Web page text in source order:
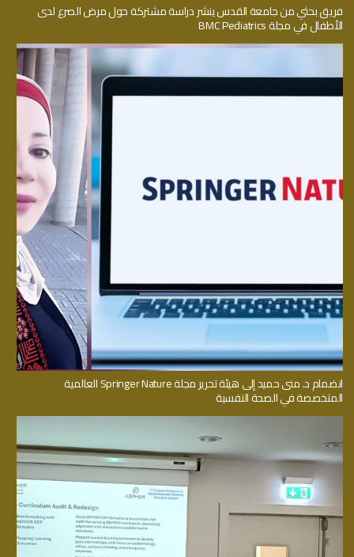
فريق بحثي من جامعة القدس ينشر دراسة مشتركة حول مرض الصرع لدى
الأطفال في مجلة BMC Pediatrics
انضمام د. منى حميد إلى هيئة تحرير مجلة Springer Nature العالمية
المتخصصة في الصحة النفسية